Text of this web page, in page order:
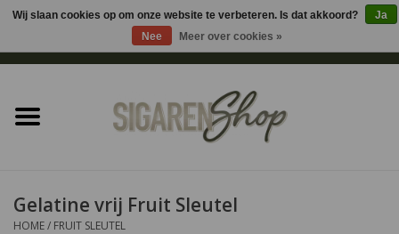
Sigaren accessoires
Gelatine vrij Fruit Sleutel
HOME/ FRUIT SLEUTEL
Wij slaan cookies op om onze website te verbeteren. Is dat akkoord?
Ja
Nee
Meer over cookies »